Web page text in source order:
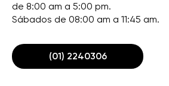
de 8:00 am a 5:00 pm.
Sábados de 08:00 am a 11:45 am.
(01) 2240306